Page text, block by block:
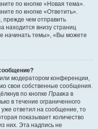
по кнопке «Новая тема».
по кнопке «Ответить».
прежде чем отправить
находится внизу страниц
начинать темы», «Вы можете
модератором конференции,
свои собственные сообщения.
по кнопке Правка в
в течение ограниченного
ответил на сообщение, то
показывает количество
них. Эта надпись не